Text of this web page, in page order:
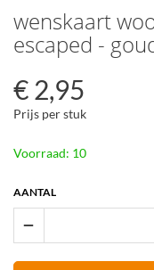
wenskaart
escaped -
€ 2,95
Prijs per stuk
Voorraad: 10
AANTAL
remove